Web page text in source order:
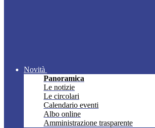
Novità
Panoramica
Le notizie
Le circolari
Calendario eventi
Albo online
Amministrazione trasparente